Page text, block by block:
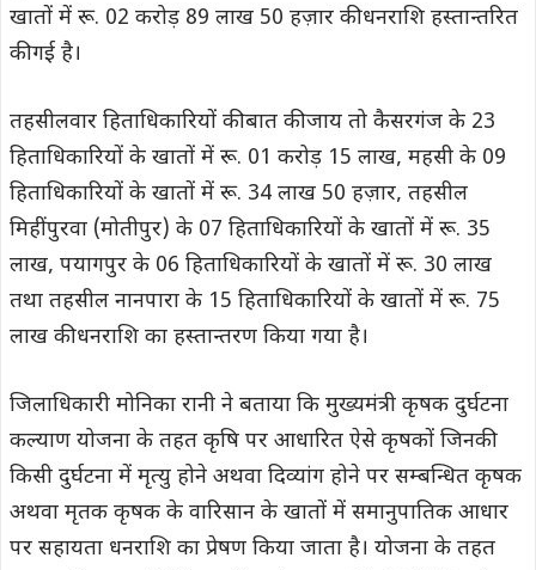
खातों में रू. 02 करोड़ 89 लाख 50 हज़ार की धनराशि हस्तान्तरित
की गई है।
तहसीलवार हिताधिकारियों की बात की जाय तो कैसरगंज के 23
हिताधिकारियों के खातों में रू. 01 करोड़ 15 लाख, महसी के 09
हिताधिकारियों के खातों में रू. 34 लाख 50 हज़ार, तहसील
मिहींपुरवा (मोतीपुर) के 07 हिताधिकारियों के खातों में रू. 35
लाख, पयागपुर के 06 हिताधिकारियों के खातों में रू. 30 लाख
तथा तहसील नानपारा के 15 हिताधिकारियों के खातों में रू. 75
लाख की धनराशि का हस्तान्तरण किया गया है।
जिलाधिकारी मोनिका रानी ने बताया कि मुख्यमंत्री कृषक दुर्घटना
कल्याण योजना के तहत कृषि पर आधारित ऐसे कृषकों जिनकी
किसी दुर्घटना में मृत्यु होने अथवा दिव्यांग होने पर सम्बन्धित कृषक
अथवा मृतक कृषक के वारिसान के खातों में समानुपातिक आधार
पर सहायता धनराशि का प्रेषण किया जाता है। योजना के तहत